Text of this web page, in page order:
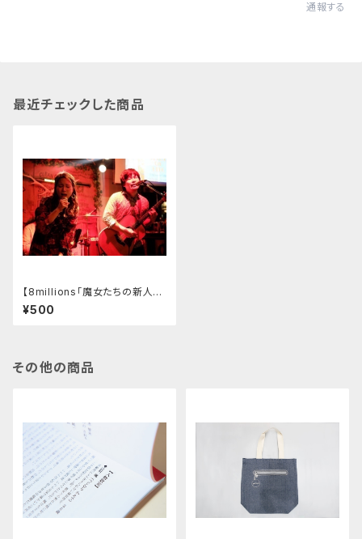
通報する
最近チェックした商品
【8millions「魔女たちの新人歓
迎会」】こねるオリジナルCD「La
i」
¥500
その他の商品